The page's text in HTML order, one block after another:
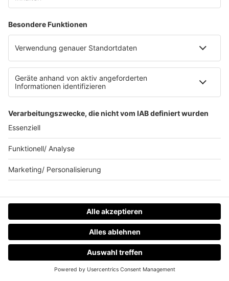
HOME RADIOS MENÜ
Empfang
90s90s App
Sonos
Service
FAQs
Kontakt
Clubbedingungen
Datenschutz Facebook & Instagram-Fanpage
Datenschutzeinstellungen
Impressum
Werbung schalten
Feierfreund.de